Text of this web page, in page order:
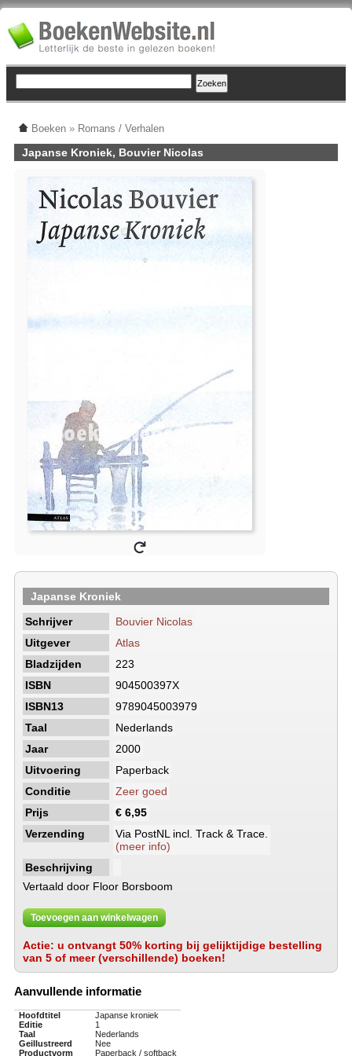
Boeken » Romans / Verhalen
Japanse Kroniek, Bouvier Nicolas
Japanse Kroniek
Schrijver
Bouvier Nicolas
Uitgever
Atlas
Bladzijden
223
ISBN
904500397X
ISBN13
9789045003979
Taal
Nederlands
Jaar
2000
Uitvoering
Paperback
Conditie
Zeer goed
Prijs
€ 6,95
Verzending
Via PostNL incl. Track & Trace.
(meer info)
Beschrijving
Vertaald door Floor Borsboom
Toevoegen aan winkelwagen
Actie: u ontvangt 50% korting bij gelijktijdige bestelling
van 5 of meer (verschillende) boeken!
Aanvullende informatie
Hoofdtitel
Japanse kroniek
Editie
1
Taal
Nederlands
Geillustreerd
Nee
Productvorm
Paperback / softback